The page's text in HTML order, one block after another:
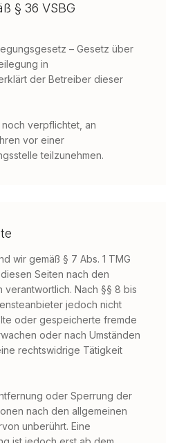
§ 36 VSBG
– Gesetz über
in
der Betreiber dieser
verpflichtet, an
vor einer
teilzunehmen.
wir gemäß § 7 Abs. 1 TMG
Seiten nach den
verantwortlich. Nach §§ 8 bis
jedoch nicht
oder gespeicherte fremde
oder nach Umständen
rechtswidrige Tätigkeit
oder Sperrung der
nach den allgemeinen
unberührt. Eine